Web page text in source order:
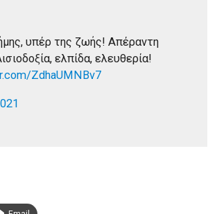
υπέρ της ζωής! Απέραντη
ελπίδα, ελευθερία!
ZdhaUMNBv7